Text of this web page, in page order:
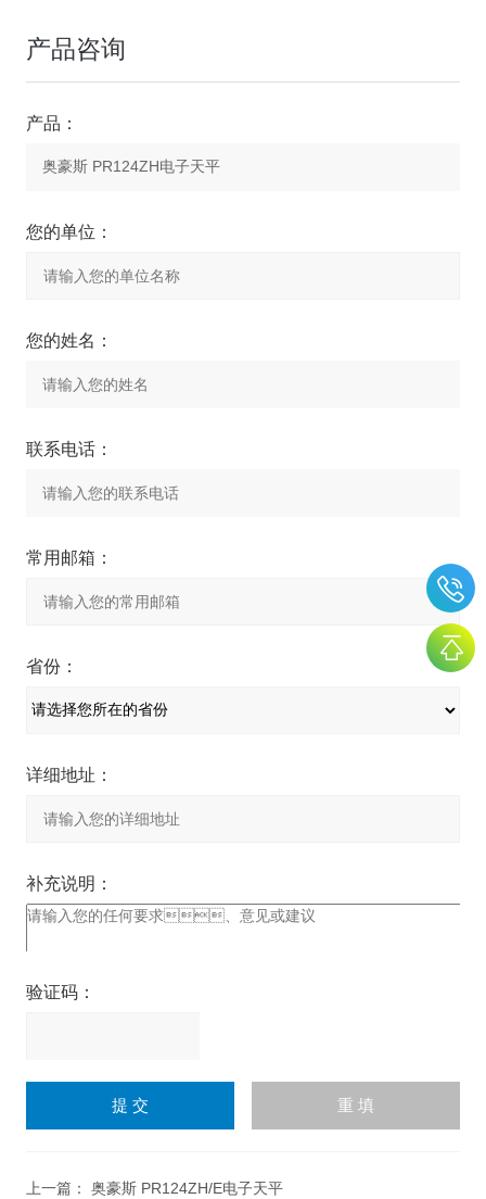
产品咨询
产品：
您的单位：
您的姓名：
联系电话：
常用邮箱：
省份：
详细地址：
补充说明：
验证码：
上一篇： 奥豪斯 PR124ZH/E电子天平